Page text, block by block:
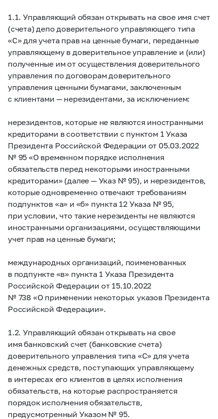
1.1. Управляющий обязан открывать на свое имя счет
(счета) депо доверительного управляющего типа
«С» для учета прав на ценные бумаги, переданные
управляющему в доверительное управление и (или)
полученные им от осуществления доверительного
управления по договорам доверительного
управления ценными бумагами, заключенным
с клиентами — нерезидентами, за исключением:
нерезидентов, которые не являются иностранными
кредиторами в соответствии с пунктом 1 Указа
Президента Российской Федерации от 05.03.2022
№ 95 «О временном порядке исполнения
обязательств перед некоторыми иностранными
кредиторами» (далее — Указ № 95), и нерезидентов,
которые одновременно отвечают требованиям
подпунктов «а» и «б» пункта 12 Указа № 95,
при условии, что такие нерезиденты не являются
иностранными организациями, осуществляющими
учет прав на ценные бумаги;
международных организаций, поименованных
в подпункте «в» пункта 1 Указа Президента
Российской Федерации от 15.10.2022
№ 738 «О применении некоторых указов Президента
Российской Федерации».
1.2. Управляющий обязан открывать на свое
имя банковский счет (банковские счета)
доверительного управления типа «С» для учета
денежных средств, поступающих управляющему
в интересах его клиентов в целях исполнения
обязательств, на которые распространяется
порядок исполнения обязательств,
предусмотренный Указом № 95.